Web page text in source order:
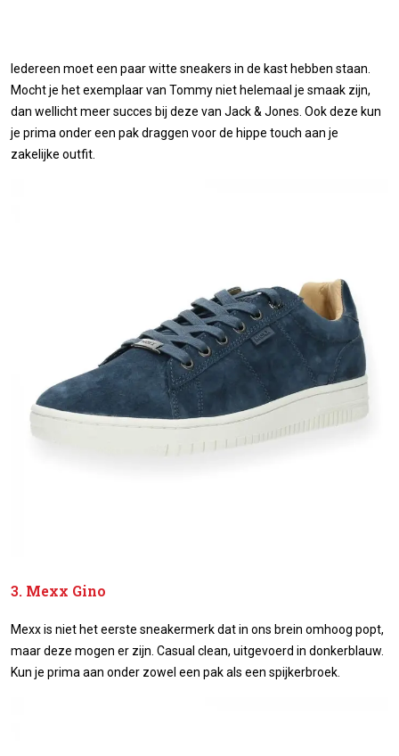
Iedereen moet een paar witte sneakers in de kast hebben staan.
Mocht je het exemplaar van Tommy niet helemaal je smaak zijn,
dan wellicht meer succes bij deze van Jack & Jones. Ook deze kun
je prima onder een pak draggen voor de hippe touch aan je
zakelijke outfit.
3. Mexx Gino
Mexx is niet het eerste sneakermerk dat in ons brein omhoog popt,
maar deze mogen er zijn. Casual clean, uitgevoerd in donkerblauw.
Kun je prima aan onder zowel een pak als een spijkerbroek.